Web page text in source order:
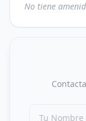
No tiene